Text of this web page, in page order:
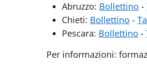
Abruzzo: Bollettino -
Chieti: Bollettino -
Pescara: Bollettino -
Per informazioni: